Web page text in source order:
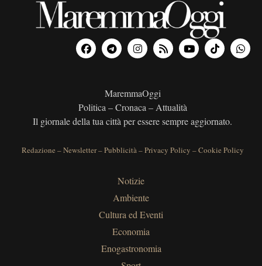
MaremmaOggi
Politica – Cronaca – Attualità
Il giornale della tua città per essere sempre aggiornato.
Redazione –Newsletter–Pubblicità–Privacy Policy –Cookie Policy
Notizie
Ambiente
Cultura ed Eventi
Economia
Enogastronomia